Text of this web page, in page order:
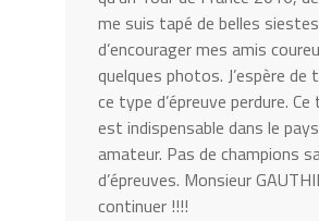
me suis tapé de belles
d’encourager mes amis
quelques photos. J’espère
ce type d’épreuve perdure. Ce
est indispensable dans le
amateur. Pas de champions
d’épreuves. Monsieur
continuer !!!!